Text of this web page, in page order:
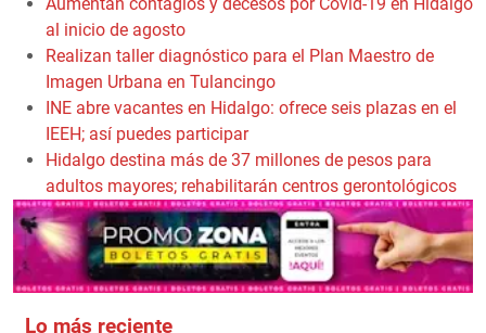
al inicio de agosto
Realizan taller diagnóstico para el Plan Maestro de
Imagen Urbana en Tulancingo
INE abre vacantes en Hidalgo: ofrece seis plazas en el
IEEH; así puedes participar
Hidalgo destina más de 37 millones de pesos para
adultos mayores; rehabilitarán centros gerontológicos
Lo más reciente